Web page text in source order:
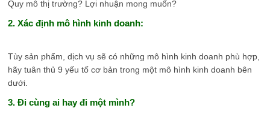
Quy mô thị trường? Lợi nhuận mong muốn?
2. Xác định mô hình kinh doanh:
Tùy sản phẩm, dịch vụ sẽ có những mô hình kinh doanh phù hợp,
hãy tuân thủ 9 yếu tố cơ bản trong một mô hình kinh doanh bên
dưới.
3. Đi cùng ai hay đi một mình?